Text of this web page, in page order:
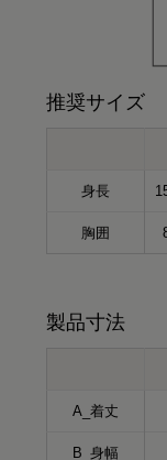
推奨サイズ
身長
胸囲
製品寸法
A_着丈
B_身幅